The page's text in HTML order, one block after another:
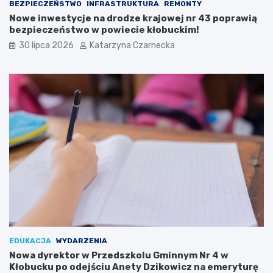
n
a
r
i
l
u
r
y
w
y
c
h
r
l
i
a
c
a
k
o
w
BEZPIECZEŃSTWO INFRASTRUKTURA REMONTY
Nowe inwestycje na drodze krajowej nr 43 poprawią
bezpieczeństwo w powiecie kłobuckim!
30 lipca 2026 Katarzyna Czarnecka
EDUKACJA WYDARZENIA
Nowa dyrektor w Przedszkolu Gminnym Nr 4 w
Kłobucku po odejściu Anety Dzikowicz na emeryturę